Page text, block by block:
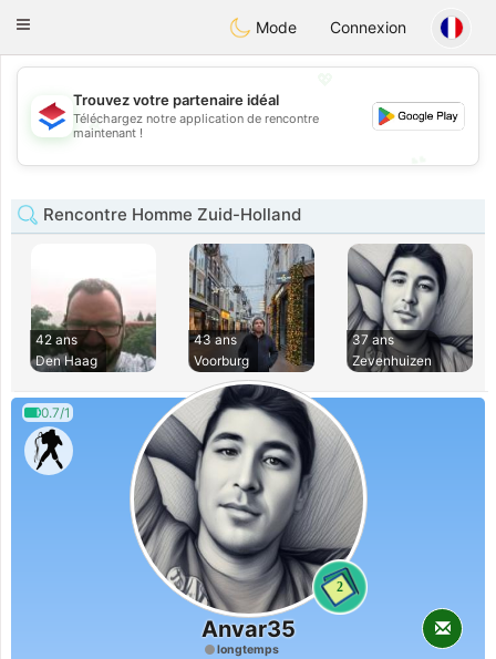
NederlandChat
Toggle
Mode Connexion
💖
💕
Trouvez votre partenaire idéal
Téléchargez notre application de rencontre
maintenant !
Rencontre Homme Zuid-Holland
42 ans
Den Haag
43 ans
Voorburg
37 ans
Zevenhuizen
0.7/1
2
Anvar35
longtemps